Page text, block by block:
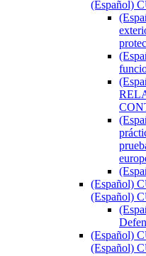
(Español)
(Español)
(Español)
(Español)
(Español)